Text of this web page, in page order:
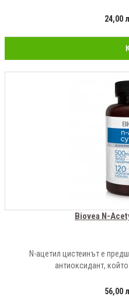
24,00
Biovea N-
N-ацетил цистеинът е
антиоксидант, който
56,00